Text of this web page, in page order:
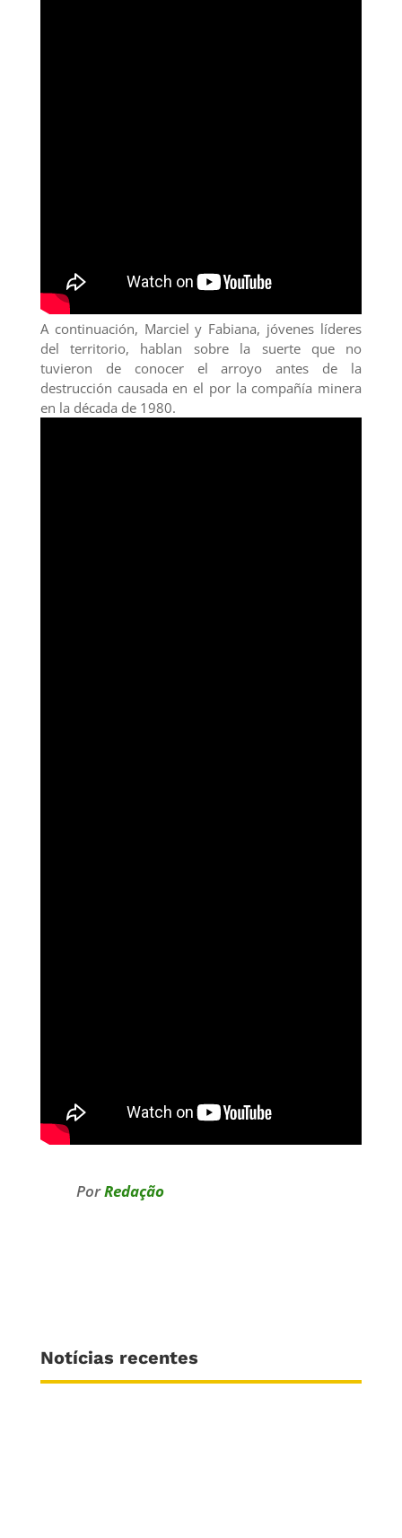
A continuación, Marciel y Fabiana, jóvenes líderes
del territorio, hablan sobre la suerte que no
tuvieron de conocer el arroyo antes de la
destrucción causada en el por la compañía minera
en la década de 1980.
PorRedação
Notícias recentes